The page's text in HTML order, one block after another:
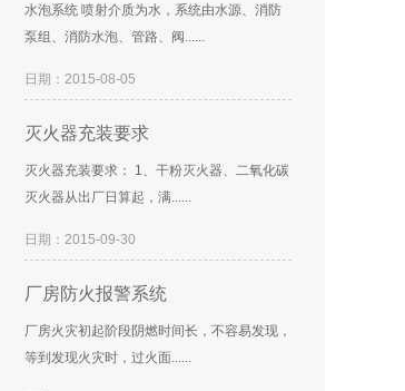
水泡系统 喷射介质为水，系统由水源、消防
泵组、消防水泡、管路、阀......
日期：2015-08-05
灭火器充装要求
灭火器充装要求： 1、干粉灭火器、二氧化碳
灭火器从出厂日算起，满......
日期：2015-09-30
厂房防火报警系统
厂房火灾初起阶段阴燃时间长，不容易发现，
等到发现火灾时，过火面......